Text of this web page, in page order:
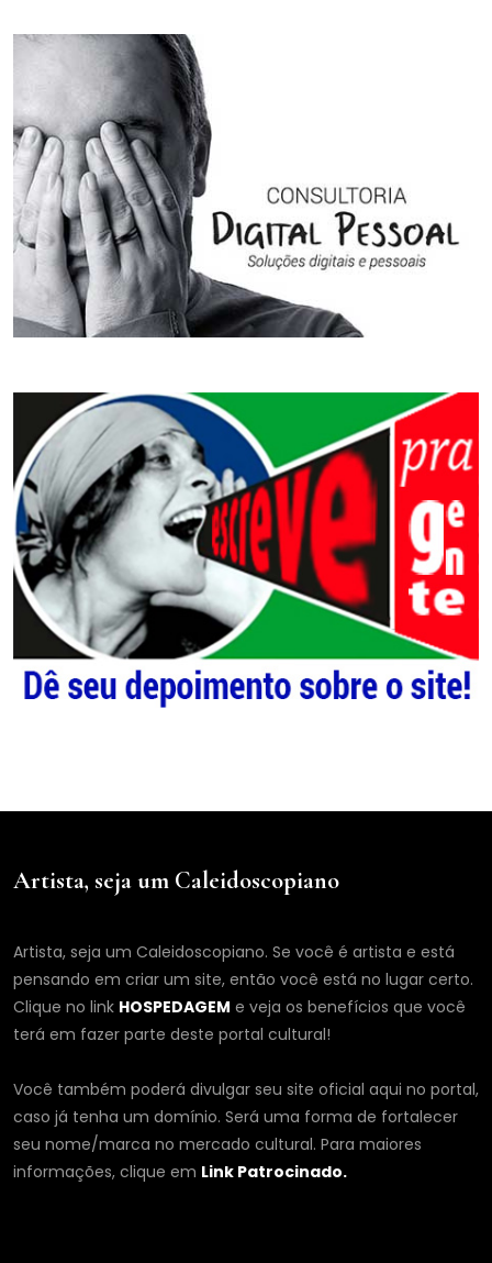
Artista, seja um Caleidoscopiano
Artista, seja um Caleidoscopiano. Se você é artista e está
pensando em criar um site, então você está no lugar certo.
Clique no link HOSPEDAGEM e veja os benefícios que você
terá em fazer parte deste portal cultural!
Você também poderá divulgar seu site oficial aqui no portal,
caso já tenha um domínio. Será uma forma de fortalecer
seu nome/marca no mercado cultural. Para maiores
informações, clique em Link Patrocinado.